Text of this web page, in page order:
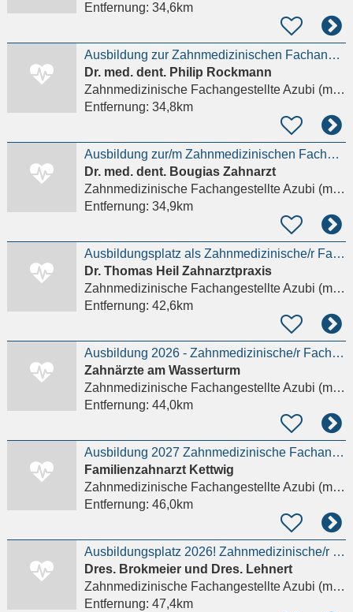
Entfernung: 34,6km
Ausbildung zur Zahnmedizinischen Fachangestellten (m/w/d)
Dr. med. dent. Philip Rockmann
Zahnmedizinische Fachangestellte Azubi (m/w/d)
Entfernung: 34,8km
Ausbildung zur/m Zahnmedizinischen Fachangestellten (ZFA)- Werde Teil unseres Teams!
Dr. med. dent. Bougias Zahnarzt
Zahnmedizinische Fachangestellte Azubi (m/w/d)
Entfernung: 34,9km
Ausbildungsplatz als Zahnmedizinische/r Fachangestellte/r (ZFA)
Dr. Thomas Heil Zahnarztpraxis
Zahnmedizinische Fachangestellte Azubi (m/w/d)
Entfernung: 42,6km
Ausbildung 2026 - Zahnmedizinische/r Fachangestellte/r
Zahnärzte am Wasserturm
Zahnmedizinische Fachangestellte Azubi (m/w/d)
Entfernung: 44,0km
Ausbildung 2027 Zahnmedizinische Fachangestellte (m/w/d)
Familienzahnarzt Kettwig
Zahnmedizinische Fachangestellte Azubi (m/w/d)
Entfernung: 46,0km
Ausbildungsplatz 2026! Zahnmedizinische/r Fachangestellte/r
Dres. Brokmeier und Dres. Lehnert
Zahnmedizinische Fachangestellte Azubi (m/w/d)
Entfernung: 47,4km